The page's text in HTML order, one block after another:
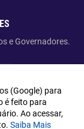
e Governadores.
(Google) para
é feito para
Ao acessar,
Saiba Mais